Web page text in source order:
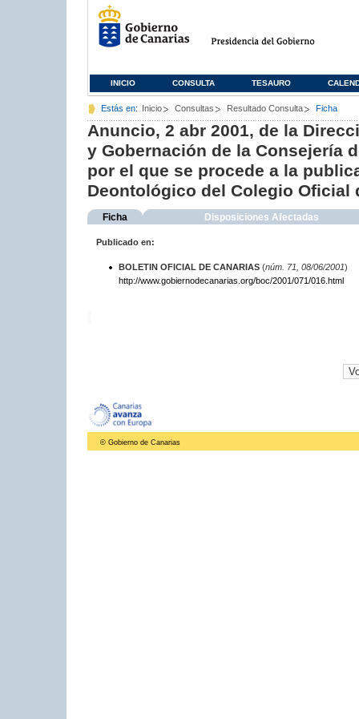
INICIO CONSULTA TESAURO
Estás en: Inicio Consultas Resultado Consulta Ficha
Anuncio, 2 abr 2001, de la
y Gobernación de la Consejería
por el que se procede a la
Deontológico del Colegio Oficial
Ficha Disposiciones Afectadas
Publicado en:
BOLETIN OFICIAL DE CANARIAS(núm. 71, 08/06/2001)
http://www.gobiernodecanarias.org/boc/2001/071/016.html
© Gobierno de Canarias